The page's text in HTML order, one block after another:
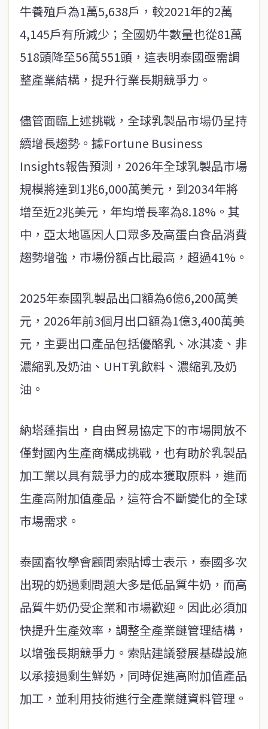
牛養殖戶為1萬5,638戶，較2021年的2萬
4,145戶有所減少；全國奶牛數量也從81萬
518頭降至56萬551頭，這表明泰國亟需調
整產業結構，提升行業長期競爭力。
儘管面臨上述挑戰，全球乳製品市場仍呈持
續增長趨勢。據Fortune Business
Insights報告預測，2026年全球乳製品市場
規模將達到1兆6,000萬美元，到2034年將
增至近2兆美元，年均增長率為8.18%。其
中，亞太地區因人口眾多及高蛋白食品消費
趨勢增強，市場份額占比最高，超過41%。
2025年泰國乳製品出口額為6億6,200萬美
元，2026年前3個月出口額為1億3,400萬美
元，主要出口產品包括優酪乳、冰淇凌、非
濃縮乳及奶油、UHT乳飲料、濃縮乳及奶
油。
納塔蓬指出，自由貿易協定下的市場開放不
僅對國內生產商構成挑戰，也有助於乳製品
加工業以具有競爭力的成本獲取原料，進而
生產高附加值產品，這符合不斷變化的全球
市場需求。
泰國畜牧學會顧問索貼博士表示，泰國多次
出現的奶過剩問題大多是低品質牛奶，而高
品質牛奶仍受企業和市場歡迎。因此必須加
快提升生產效率，調整全產業鏈管理結構，
以增強長期競爭力。索貼建議發展基礎設施
以承接過剩生鮮奶，同時促進高附加值產品
加工，並利用技術進行全產業鏈資料管理。